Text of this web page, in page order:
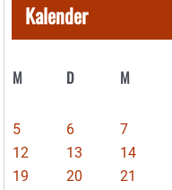
Kalender
M D M
5
6 7
12
13 14
19
20 21